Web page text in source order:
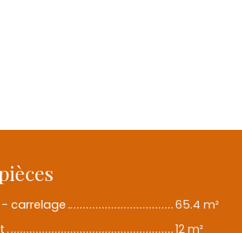
carrelage
65.4 m²
12 m²